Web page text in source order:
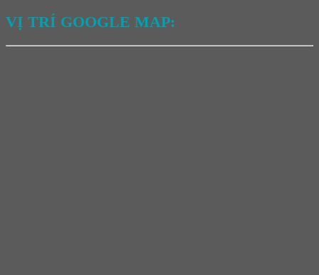
VỊ TRÍ GOOGLE MAP: